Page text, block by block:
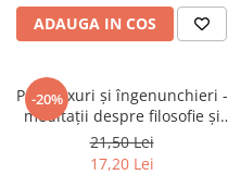
Sociologie
Sport
Stiinte/Educatie
ADAUGA IN COS
-20%
Paradoxuri și îngenunchieri -
meditații despre filosofie și
credință
21,50 Lei
17,20 Lei